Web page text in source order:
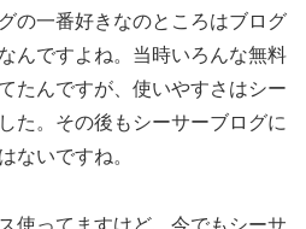
の一番好きなのところはブログ
んですよね。当時いろんな無料
たんですが、使いやすさはシー
た。その後もシーサーブログに
ないですね。